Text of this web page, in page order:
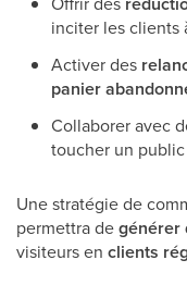
inciter les clients
Activer des
panier
Collaborer avec
toucher un
Une stratégie de
permettra degénérer
visiteurs en clients